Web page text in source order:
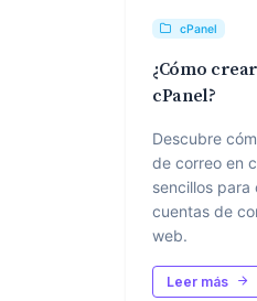
cPanel
¿Cómo
cPanel?
Descubre
de correo en
sencillos
cuentas de
web.
Leer más